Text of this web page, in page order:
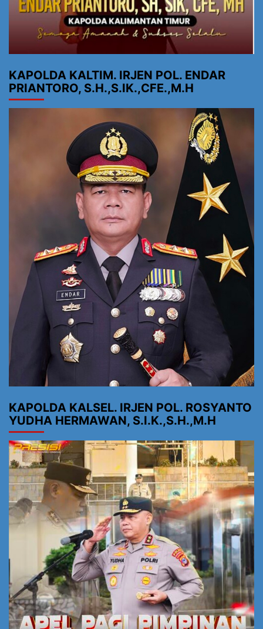
KAPOLDA KALTIM. IRJEN POL. ENDAR
PRIANTORO, S.H.,S.IK.,CFE.,M.H
KAPOLDA KALSEL. IRJEN POL. ROSYANTO
YUDHA HERMAWAN, S.I.K.,S.H.,M.H